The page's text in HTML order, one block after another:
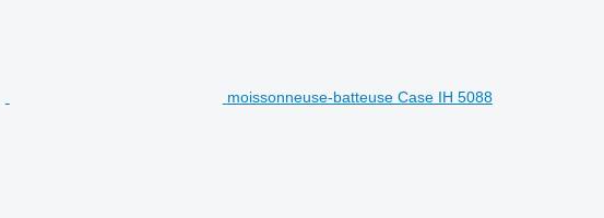
moissonneuse-batteuse Case IH 5088